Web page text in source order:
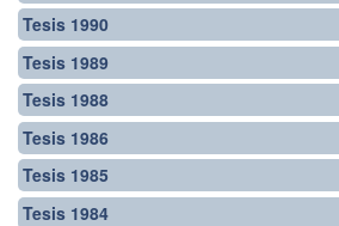
Tesis 1990
Tesis 1989
Tesis 1988
Tesis 1986
Tesis 1985
Tesis 1984